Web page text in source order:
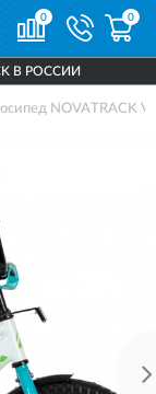
0 0
В РОССИИ
NOVATRACK